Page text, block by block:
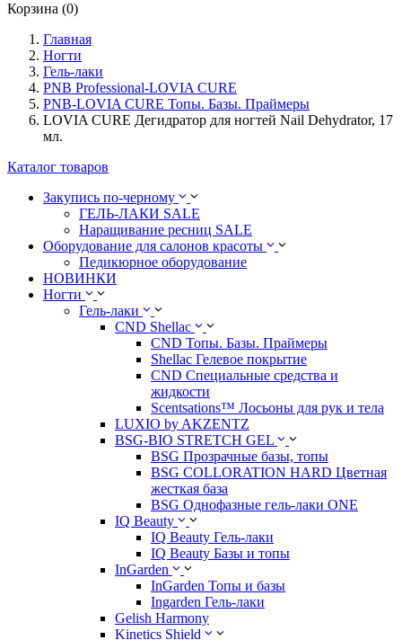
Корзина (0)
Главная
Ногти
Гель-лаки
PNB Professional-LOVIA CURE
PNB-LOVIA CURE Топы. Базы. Праймеры
LOVIA CURE Дегидратор для ногтей Nail Dehydrator, 17
мл.
Каталог товаров
Закупись по-черному
ГЕЛЬ-ЛАКИ SALE
Наращивание ресниц SALE
Оборудование для салонов красоты
Педикюрное оборудование
НОВИНКИ
Ногти
Гель-лаки
CND Shellac
CND Топы. Базы. Праймеры
Shellac Гелевое покрытие
CND Специальные средства и
жидкости
Scentsations™ Лосьоны для рук и тела
LUXIO by AKZENTZ
BSG-BIO STRETCH GEL
BSG Прозрачные базы, топы
BSG COLLORATION HARD Цветная
жесткая база
BSG Однофазные гель-лаки ONE
IQ Beauty
IQ Beauty Гель-лаки
IQ Beauty Базы и топы
InGarden
InGarden Топы и базы
Ingarden Гель-лаки
Gelish Harmony
Kinetics Shield